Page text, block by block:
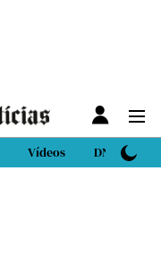
Vídeos DN Sport